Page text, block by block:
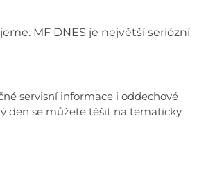
MF DNES je největší seriózní
servisní informace i oddechové
den se můžete těšit na tematicky